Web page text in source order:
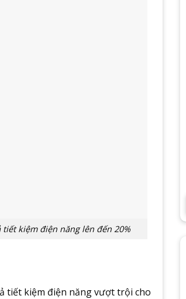
kiệm điện năng lên đến 20%
tiết kiệm điện năng vượt trội cho